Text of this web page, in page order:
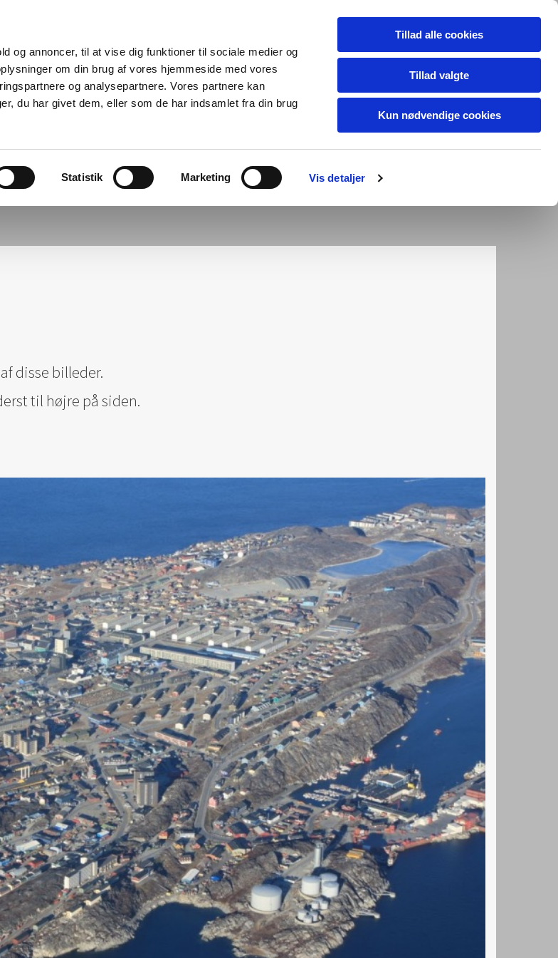
og annoncer, til at vise dig funktioner til sociale medier og
om din brug af vores hjemmeside med vores
og analysepartnere. Vores partnere kan
du har givet dem, eller som de har indsamlet fra din brug
Statistik Marketing Vis detaljer
Tillad alle cookies
Tillad valgte
Kun nødvendige cookies
disse billeder.
til højre på siden.